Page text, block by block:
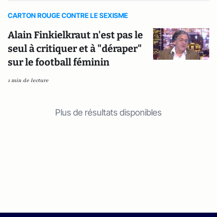
CARTON ROUGE CONTRE LE SEXISME
Alain Finkielkraut n'est pas le
seul à critiquer et à "déraper"
sur le football féminin
1 min de lecture
Plus de résultats disponibles